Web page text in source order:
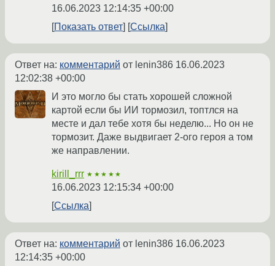
16.06.2023 12:14:35 +00:00
Показать ответ
Ссылка
Ответ на: комментарий от lenin386 16.06.2023
12:02:38 +00:00
И это могло бы стать хорошей сложной
картой если бы ИИ тормозил, топтлся на
месте и дал тебе хотя бы неделю... Но он не
тормозит. Даже выдвигает 2-ого героя а том
же направлении.
kirill_rrr ★★★★★
16.06.2023 12:15:34 +00:00
Ссылка
Ответ на: комментарий от lenin386 16.06.2023
12:14:35 +00:00